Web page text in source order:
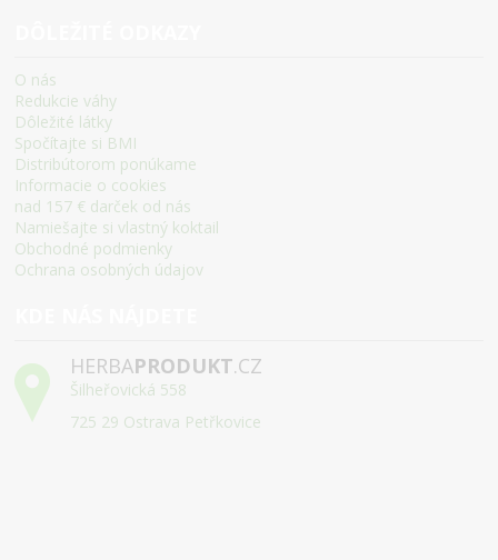
O nás
Redukcie váhy
Dôležité látky
Spočítajte si BMI
Distribútorom ponúkame
Informacie o cookies
nad 157 € darček od nás
Namiešajte si vlastný koktail
Obchodné podmienky
Ochrana osobných údajov
HERBAPRODUKT.CZ
Šilheřovická 558
725 29 Ostrava Petřkovice